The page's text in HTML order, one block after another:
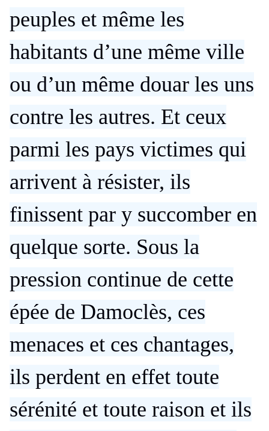
peuples et même les
habitants d’une même ville
ou d’un même douar les uns
contre les autres. Et ceux
parmi les pays victimes qui
arrivent à résister, ils
finissent par y succomber en
quelque sorte. Sous la
pression continue de cette
épée de Damoclès, ces
menaces et ces chantages,
ils perdent en effet toute
sérénité et toute raison et ils